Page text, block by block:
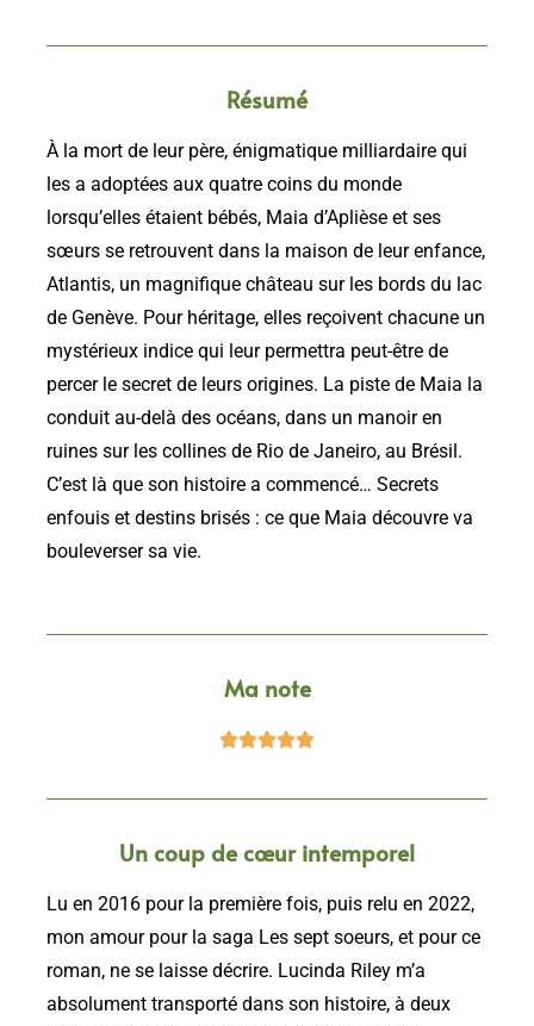
Résumé
À la mort de leur père, énigmatique milliardaire qui
les a adoptées aux quatre coins du monde
lorsqu’elles étaient bébés, Maia d’Aplièse et ses
sœurs se retrouvent dans la maison de leur enfance,
Atlantis, un magnifique château sur les bords du lac
de Genève. Pour héritage, elles reçoivent chacune un
mystérieux indice qui leur permettra peut-être de
percer le secret de leurs origines. La piste de Maia la
conduit au-delà des océans, dans un manoir en
ruines sur les collines de Rio de Janeiro, au Brésil.
C’est là que son histoire a commencé… Secrets
enfouis et destins brisés : ce que Maia découvre va
bouleverser sa vie.
Ma note

Un coup de cœur intemporel
Lu en 2016 pour la première fois, puis relu en 2022,
mon amour pour la saga Les sept soeurs, et pour ce
roman, ne se laisse décrire. Lucinda Riley m’a
absolument transporté dans son histoire, à deux